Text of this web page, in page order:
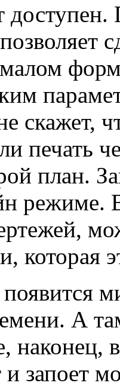
скажет,
печать
план.
режиме.
которая
А
наконец,
и запоет